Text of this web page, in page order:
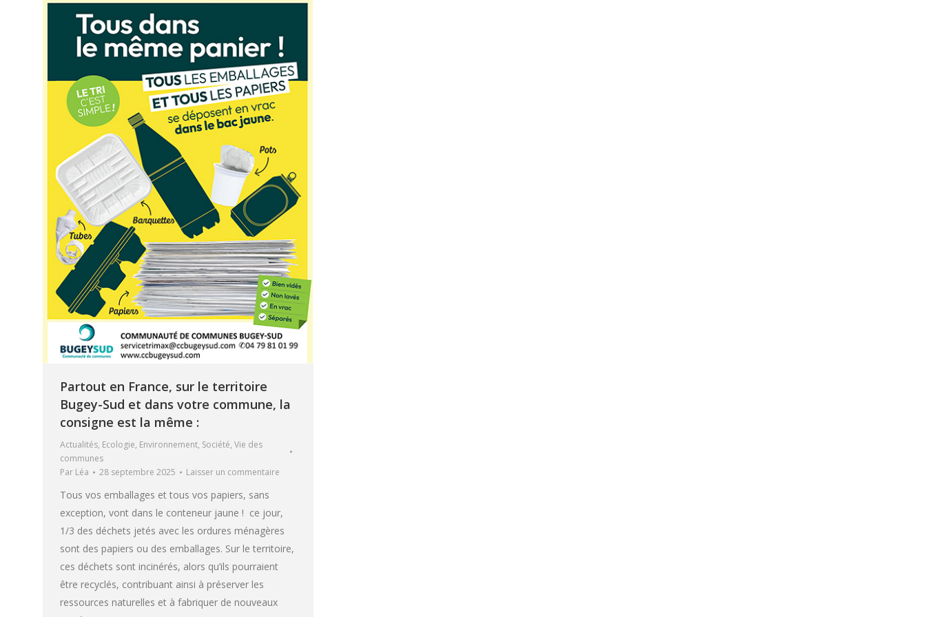
Partout en France, sur le territoire
Bugey-Sud et dans votre commune, la
consigne est la même :
Actualités, Ecologie, Environnement, Société, Vie des
communes
Par Léa 28 septembre 2025 Laisser un commentaire
Tous vos emballages et tous vos papiers, sans
exception, vont dans le conteneur jaune ! ce jour,
1/3 des déchets jetés avec les ordures ménagères
sont des papiers ou des emballages. Sur le territoire,
ces déchets sont incinérés, alors qu’ils pourraient
être recyclés, contribuant ainsi à préserver les
ressources naturelles et à fabriquer de nouveaux